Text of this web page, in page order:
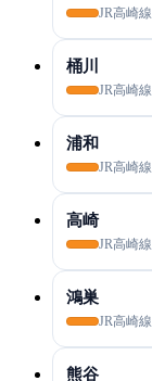
JR高崎線
桶川
JR高崎線
浦和
JR高崎線
高崎
JR高崎線
鴻巣
JR高崎線
熊谷